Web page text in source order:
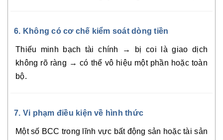
6. Không có cơ chế kiểm soát dòng tiền
Thiếu minh bạch tài chính → bị coi là giao dịch
không rõ ràng → có thể vô hiệu một phần hoặc toàn
bộ.
7. Vi phạm điều kiện về hình thức
Một số BCC trong lĩnh vực bất động sản hoặc tài sản